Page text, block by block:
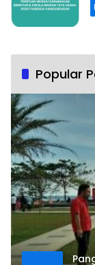
Popular